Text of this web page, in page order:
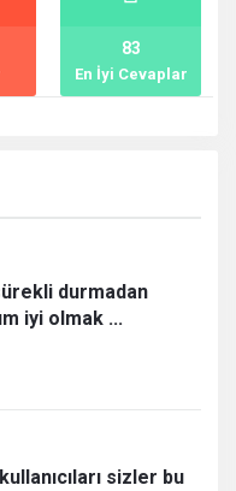
En İyi Cevaplar
83
durmadan
iyi olmak ...
sizler bu